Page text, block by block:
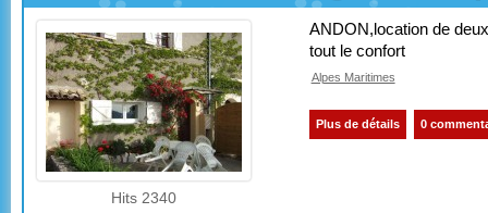
Hits 2340
ANDON,location de
tout le confort
Alpes Maritimes
Plus de détails 0